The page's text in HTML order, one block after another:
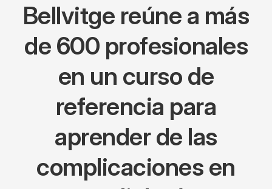
Bellvitge reúne a más
de 600 profesionales
en un curso de
referencia para
aprender de las
complicaciones en